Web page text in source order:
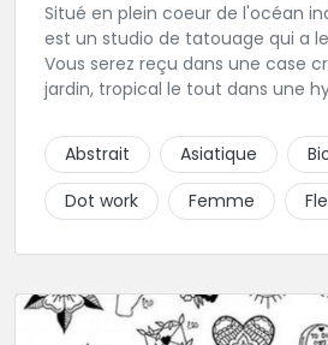
Situé en plein coeur de l'océan
est un studio de tatouage qui a
Vous serez reçu dans une case
jardin, tropical le tout dans une
choix de bijoux et uniquement
biocompatibles! Vous le trouverez
Bains...les doigts de pieds en
Abstrait Asiatique
Dot work
Femme